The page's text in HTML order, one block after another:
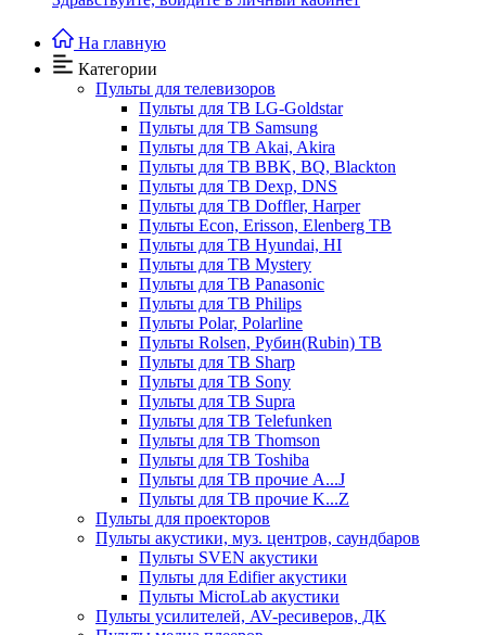
На главную
Категории
Пульты для телевизоров
Пульты для ТВ LG-Goldstar
Пульты для ТВ Samsung
Пульты для ТВ Akai, Akira
Пульты для ТВ BBK, BQ, Blackton
Пульты для ТВ Dexp, DNS
Пульты для ТВ Doffler, Harper
Пульты Econ, Erisson, Elenberg ТВ
Пульты для ТВ Hyundai, HI
Пульты для ТВ Mystery
Пульты для ТВ Panasonic
Пульты для ТВ Philips
Пульты Polar, Polarline
Пульты Rolsen, Рубин(Rubin) ТВ
Пульты для ТВ Sharp
Пульты для ТВ Sony
Пульты для ТВ Supra
Пульты для ТВ Telefunken
Пульты для ТВ Thomson
Пульты для ТВ Toshiba
Пульты для ТВ прочие A...J
Пульты для ТВ прочие K...Z
Пульты для проекторов
Пульты акустики, муз. центров, саундбаров
Пульты SVEN акустики
Пульты для Edifier акустики
Пульты MicroLab акустики
Пульты усилителей, AV-ресиверов, ДК